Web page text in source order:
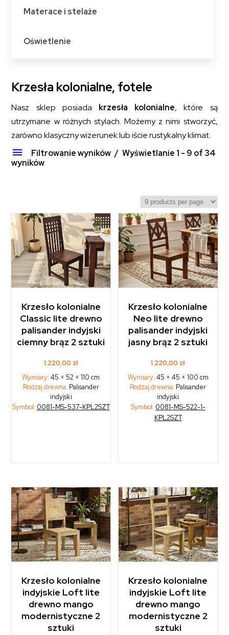
Materace i stelaże
Oświetlenie
Krzesła kolonialne, fotele
Nasz sklep posiada krzesła kolonialne, które są
utrzymane w różnych stylach. Możemy z nimi stworzyć,
zarówno klasyczny wizerunek lub iście rustykalny klimat.
Filtrowanie wyników
Wyświetlanie 1 - 9 of 34
wyników
Krzesło kolonialne
Classic lite drewno
palisander indyjski
ciemny brąz 2 sztuki
1.220,00 zł
Wymiary:45 × 52 × 110 cm
Rodzaj drewna: Palisander
indyjski
Symbol: 0081-MS-537-KPL2SZT
Krzesło kolonialne
Neo lite drewno
palisander indyjski
jasny brąz 2 sztuki
1.220,00 zł
Wymiary: 45 × 45 × 100 cm
Rodzaj drewna: Palisander
indyjski
Symbol: 0081-MS-522-1-
KPL2SZT
Krzesło kolonialne
indyjskie Loft lite
drewno mango
modernistyczne 2
sztuki
Krzesło kolonialne
indyjskie Loft lite
drewno mango
modernistyczne 2
sztuki